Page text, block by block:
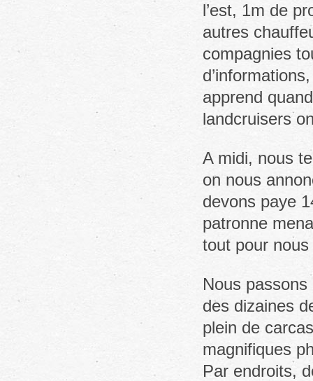
l’est, 1m de
autres
compagnies
apprend
landcruisers
A midi, nous
on nous
devons paye
patronne
tout pour nous
Nous passons
des dizaines
plein de
magnifiques
Par endroits,